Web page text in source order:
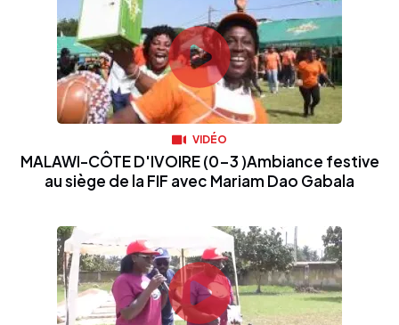
VIDÉO
MALAWI-CÔTE D'IVOIRE (0-3 )Ambiance festive
au siège de la FIF avec Mariam Dao Gabala